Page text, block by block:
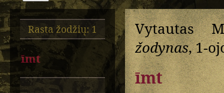
Rasta žodžių: 1
īmt
Vytautas
žodynas, 1-
īmt